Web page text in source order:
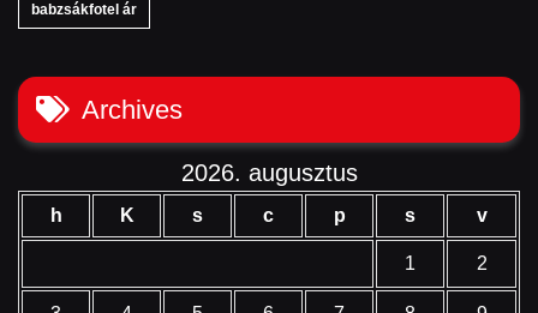
babzsákfotel ár
Archives
2026. augusztus
h K s c p s v
1 2